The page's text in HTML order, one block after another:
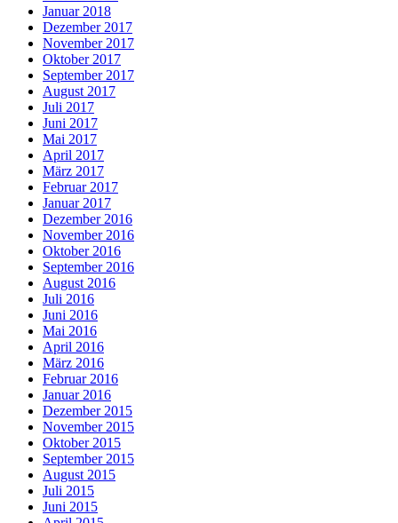
Januar 2018
Dezember 2017
November 2017
Oktober 2017
September 2017
August 2017
Juli 2017
Juni 2017
Mai 2017
April 2017
März 2017
Februar 2017
Januar 2017
Dezember 2016
November 2016
Oktober 2016
September 2016
August 2016
Juli 2016
Juni 2016
Mai 2016
April 2016
März 2016
Februar 2016
Januar 2016
Dezember 2015
November 2015
Oktober 2015
September 2015
August 2015
Juli 2015
Juni 2015